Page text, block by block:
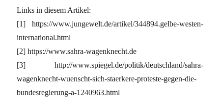
Links in diesem Artikel:
[1] https://www.jungewelt.de/artikel/344894.gelbe-westen-
international.html
[2] https://www.sahra-wagenknecht.de
[3] http://www.spiegel.de/politik/deutschland/sahra-
wagenknecht-wuenscht-sich-staerkere-proteste-gegen-die-
bundesregierung-a-1240963.html